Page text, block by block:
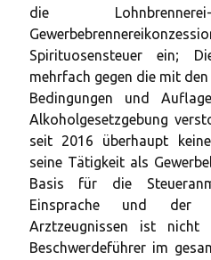
die
Spirituosensteuer ein;
mehrfach gegen die mit
Bedingungen und
Alkoholgesetzgebung
seit 2016 überhaupt
seine Tätigkeit als
Basis für die
Einsprache und der
Arztzeugnissen ist
Beschwerdeführer im